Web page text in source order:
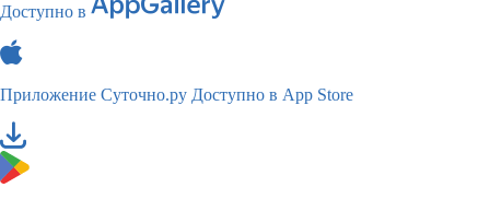
Доступно в
Приложение Суточно.ру Доступно в App Store